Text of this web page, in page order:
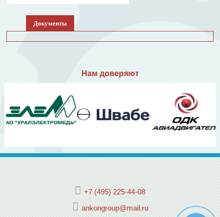
Документы
Нам доверяют
+7 (495) 225-44-08
ankongroup@mail.ru